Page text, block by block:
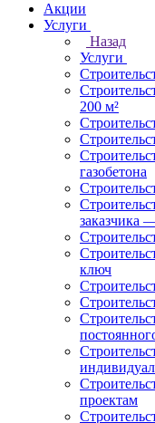
Акции
Услуги
Назад
Услуги
200 м²
газобетона
заказчика
ключ
проектам